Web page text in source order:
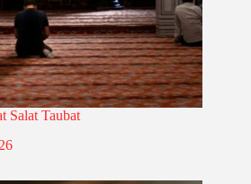
Salat Taubat